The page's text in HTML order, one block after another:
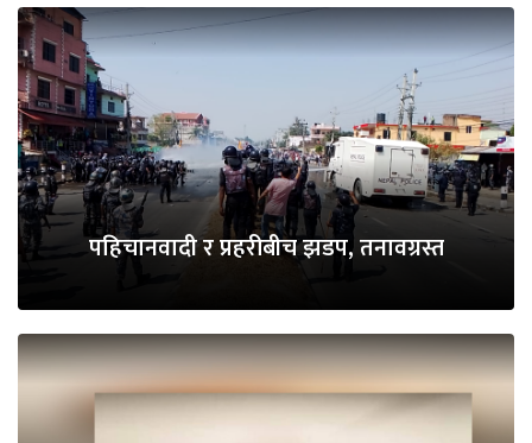
पहिचानवादी र प्रहरीबीच झडप, तनावग्रस्त